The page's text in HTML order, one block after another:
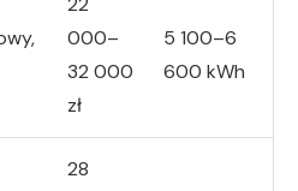
000–
32 000
zł
5 100–6
600 kWh
28